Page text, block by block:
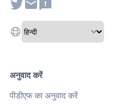
अनुवाद करें
पीडीएफ का अनुवाद करें